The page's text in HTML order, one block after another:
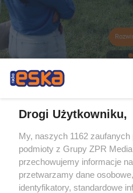
Drogi Użytkowniku,
My, naszych 1162 zaufanych
podmioty z Grupy ZPR
przechowujemy informacje
przetwarzamy dane
identyfikatory, standardowe